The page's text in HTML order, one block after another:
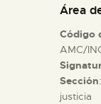
Área
Código
AMC/
Sección
justicia